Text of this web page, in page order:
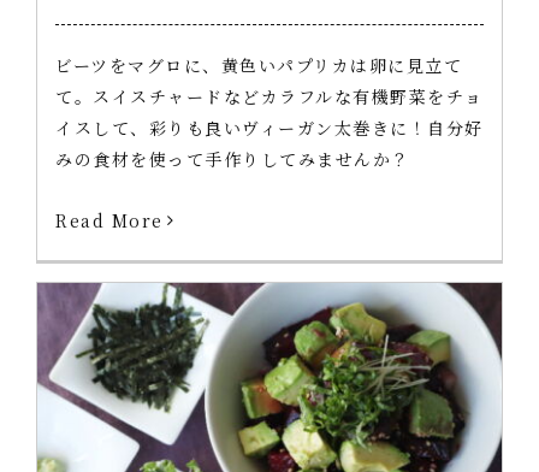
ビーツをマグロに、黄色いパプリカは卵に見立て
て。スイスチャードなどカラフルな有機野菜をチョ
イスして、彩りも良いヴィーガン太巻きに！自分好
みの食材を使って手作りしてみませんか？
Read More